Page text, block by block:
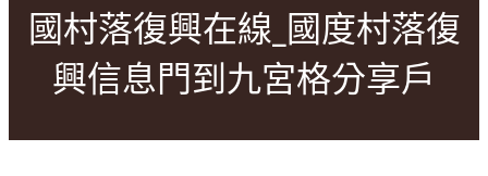
國村落復興在線_國度村落復
興信息門到九宮格分享戶